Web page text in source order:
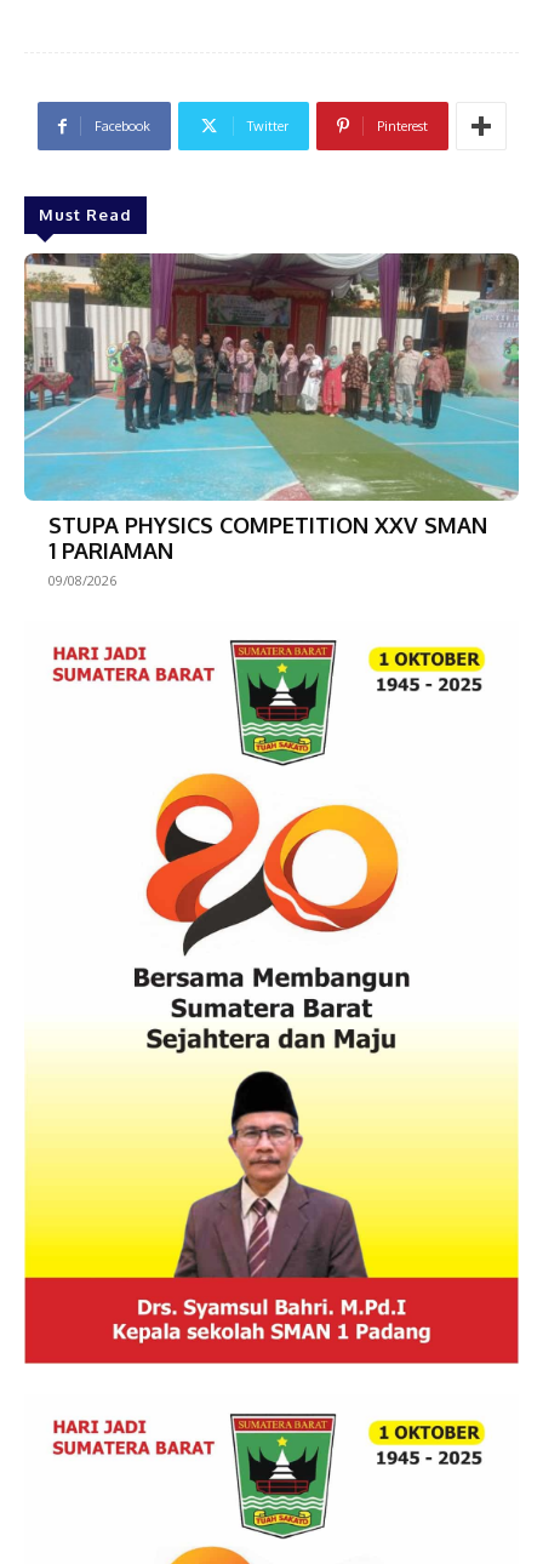
Facebook Twitter Pinterest
Must Read
STUPA PHYSICS COMPETITION XXV SMAN
1 PARIAMAN
09/08/2026